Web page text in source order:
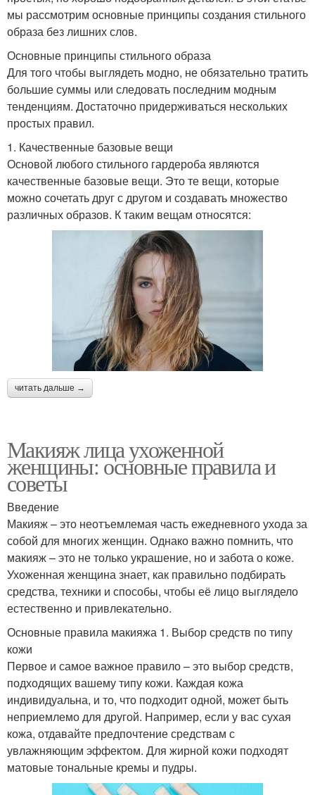
мы рассмотрим основные принципы создания стильного
образа без лишних слов.
Основные принципы стильного образа
Для того чтобы выглядеть модно, не обязательно тратить
большие суммы или следовать последним модным
тенденциям. Достаточно придерживаться нескольких
простых правил.
1. Качественные базовые вещи
Основой любого стильного гардероба являются
качественные базовые вещи. Это те вещи, которые
можно сочетать друг с другом и создавать множество
различных образов. К таким вещам относятся:
читать дальше →
Макияж лица ухоженной
женщины: основные правила и
советы
Введение
Макияж – это неотъемлемая часть ежедневного ухода за
собой для многих женщин. Однако важно помнить, что
макияж – это не только украшение, но и забота о коже.
Ухоженная женщина знает, как правильно подбирать
средства, техники и способы, чтобы её лицо выглядело
естественно и привлекательно.
Основные правила макияжа 1. Выбор средств по типу
кожи
Первое и самое важное правило – это выбор средств,
подходящих вашему типу кожи. Каждая кожа
индивидуальна, и то, что подходит одной, может быть
неприемлемо для другой. Например, если у вас сухая
кожа, отдавайте предпочтение средствам с
увлажняющим эффектом. Для жирной кожи подходят
матовые тональные кремы и пудры.